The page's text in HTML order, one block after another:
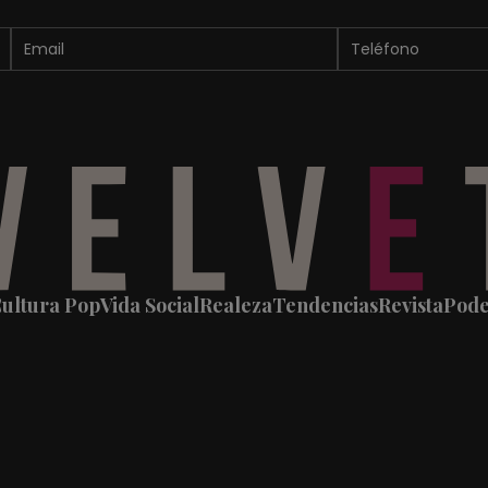
PopVida SocialRealezaTendenciasRevista